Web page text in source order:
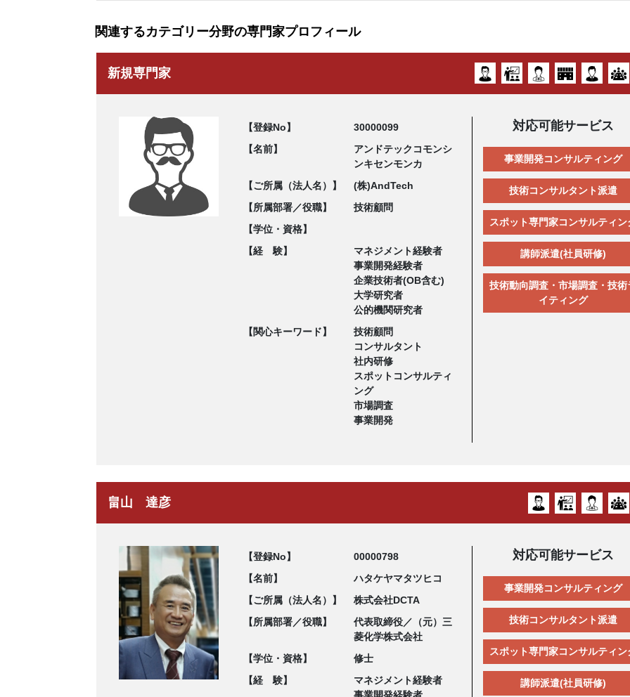
関連するカテゴリー分野の専門家プロフィール
新規専門家
【登録No】
30000099
【名前】
アンドテックコモンシ
ンキセンモンカ
【ご所属（法人名）】
(株)AndTech
【所属部署／役職】
技術顧問
【学位・資格】
【経 験】
マネジメント経験者
事業開発経験者
企業技術者(OB含む)
大学研究者
公的機関研究者
【関心キーワード】
技術顧問
コンサルタント
社内研修
スポットコンサルティ
ング
市場調査
事業開発
対応可能サービス
事業開発コンサルティング
技術コンサルタント派遣
スポット専門家コンサルティン
講師派遣(社員研修)
技術動向調査・市場調査・技術
イティング
畠山 達彦
【登録No】
00000798
【名前】
ハタケヤマタツヒコ
【ご所属（法人名）】
株式会社DCTA
【所属部署／役職】
代表取締役／（元）三
菱化学株式会社
【学位・資格】
修士
【経 験】
マネジメント経験者
対応可能サービス
事業開発コンサルティング
技術コンサルタント派遣
スポット専門家コンサルティン
講師派遣(社員研修)